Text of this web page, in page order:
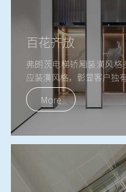
百花齐放
弗朗茨电梯轿厢装潢风
应装潢风格，彰显客户独
More